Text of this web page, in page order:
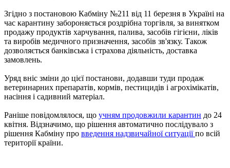
Згідно з постановою Кабміну №211 від 11 березня в Україні на
час карантину забороняється роздрібна торгівля, за винятком
продажу продуктів харчування, палива, засобів гігієни, ліків
та виробів медичного призначення, засобів зв'язку. Також
дозволяється банківська і страхова діяльність, доставка
замовлень.
Уряд вніс зміни до цієї постанови, додавши туди продаж
ветеринарних препаратів, кормів, пестицидів і агрохімікатів,
насіння і садивний матеріал.
Раніше повідомлялося, що учням продовжили карантин до 24
квітня. Відзначимо, що рішення автоматично послідувало з
рішення Кабміну про введення надзвичайної ситуаціїпо всій
території країни.